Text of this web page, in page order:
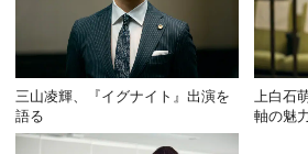
三山凌輝、『イグナイト』出演を
語る
上白石
軸の魅力